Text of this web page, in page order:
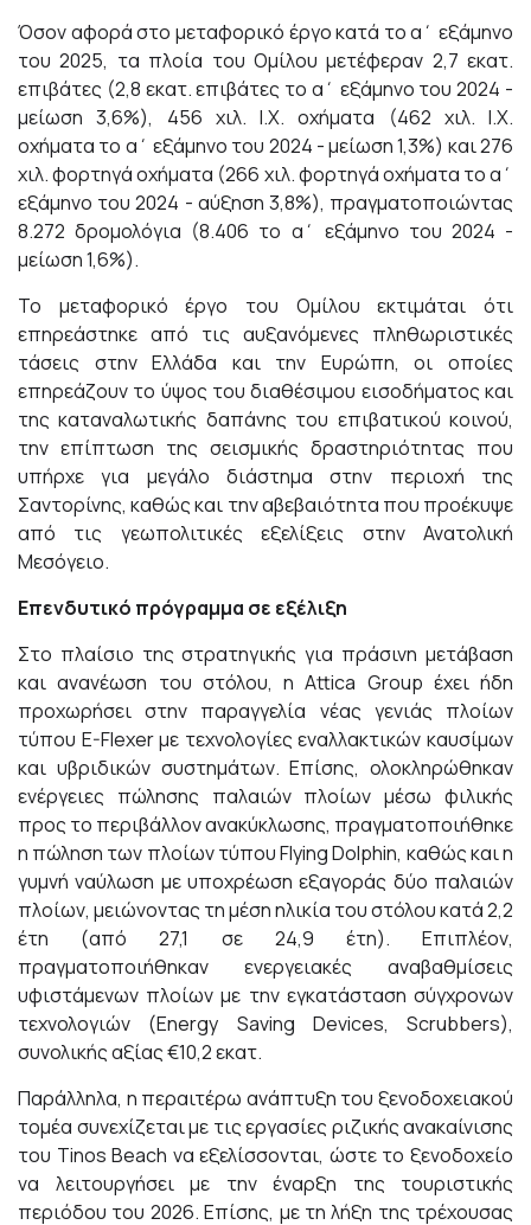
Όσον αφορά στο μεταφορικό έργο κατά το α΄ εξάμηνο
του 2025, τα πλοία του Ομίλου μετέφεραν 2,7 εκατ.
επιβάτες (2,8 εκατ. επιβάτες το α΄ εξάμηνο του 2024 -
μείωση 3,6%), 456 χιλ. Ι.Χ. οχήματα (462 χιλ. Ι.Χ.
οχήματα το α΄ εξάμηνο του 2024 - μείωση 1,3%) και 276
χιλ. φορτηγά οχήματα (266 χιλ. φορτηγά οχήματα το α΄
εξάμηνο του 2024 - αύξηση 3,8%), πραγματοποιώντας
8.272 δρομολόγια (8.406 το α΄ εξάμηνο του 2024 -
μείωση 1,6%).
Το μεταφορικό έργο του Ομίλου εκτιμάται ότι
επηρεάστηκε από τις αυξανόμενες πληθωριστικές
τάσεις στην Ελλάδα και την Ευρώπη, οι οποίες
επηρεάζουν το ύψος του διαθέσιμου εισοδήματος και
της καταναλωτικής δαπάνης του επιβατικού κοινού,
την επίπτωση της σεισμικής δραστηριότητας που
υπήρχε για μεγάλο διάστημα στην περιοχή της
Σαντορίνης, καθώς και την αβεβαιότητα που προέκυψε
από τις γεωπολιτικές εξελίξεις στην Ανατολική
Μεσόγειο.
Επενδυτικό πρόγραμμα σε εξέλιξη
Στο πλαίσιο της στρατηγικής για πράσινη μετάβαση
και ανανέωση του στόλου, η Attica Group έχει ήδη
προχωρήσει στην παραγγελία νέας γενιάς πλοίων
τύπου E-Flexer με τεχνολογίες εναλλακτικών καυσίμων
και υβριδικών συστημάτων. Επίσης, ολοκληρώθηκαν
ενέργειες πώλησης παλαιών πλοίων μέσω φιλικής
προς το περιβάλλον ανακύκλωσης, πραγματοποιήθηκε
η πώληση των πλοίων τύπου Flying Dolphin, καθώς και η
γυμνή ναύλωση με υποχρέωση εξαγοράς δύο παλαιών
πλοίων, μειώνοντας τη μέση ηλικία του στόλου κατά 2,2
έτη (από 27,1 σε 24,9 έτη). Επιπλέον,
πραγματοποιήθηκαν ενεργειακές αναβαθμίσεις
υφιστάμενων πλοίων με την εγκατάσταση σύγχρονων
τεχνολογιών (Energy Saving Devices, Scrubbers),
συνολικής αξίας €10,2 εκατ.
Παράλληλα, η περαιτέρω ανάπτυξη του ξενοδοχειακού
τομέα συνεχίζεται με τις εργασίες ριζικής ανακαίνισης
του Tinos Beach να εξελίσσονται, ώστε το ξενοδοχείο
να λειτουργήσει με την έναρξη της τουριστικής
περιόδου του 2026. Επίσης, με τη λήξη της τρέχουσας